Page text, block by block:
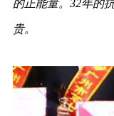
的正能量。32年的
贵。